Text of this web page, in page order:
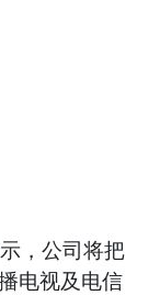
，公司将把
电视及电信